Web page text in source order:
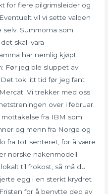
for flere pilgrimsleider og
vil vi sette valpen
Summorna som
skall vara
har nemlig kjøpt
Før jeg ble sluppet av
tok litt tid før jeg fant
Vi trekker med oss
over i februar.
fra IBM som
og menn fra Norge og
fra IoT senteret, for å være
norske nakenmodell
til frokost, så må du
egg i en sterkt krydret
for å benytte deg av